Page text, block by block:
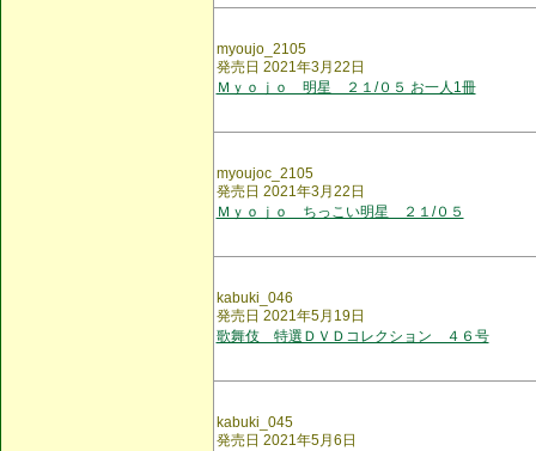
myoujo_2105
発売日 2021年3月22日
Ｍｙｏｊｏ 明星 ２１/０５ お一人1冊
myoujoc_2105
発売日 2021年3月22日
Ｍｙｏｊｏ ちっこい明星 ２１/０５
kabuki_046
発売日 2021年5月19日
歌舞伎 特選ＤＶＤコレクション ４６号
kabuki_045
発売日 2021年5月6日